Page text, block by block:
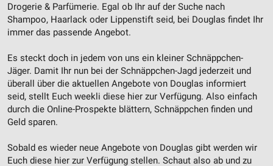
Drogerie & Parfümerie. Egal ob Ihr auf der Suche nach
Shampoo, Haarlack oder Lippenstift seid, bei Douglas findet Ihr
immer das passende Angebot.
Es steckt doch in jedem von uns ein kleiner Schnäppchen-
Jäger. Damit Ihr nun bei der Schnäppchen-Jagd jederzeit und
überall über die aktuellen Angebote von Douglas informiert
seid, stellt Euch weekli diese hier zur Verfügung. Also einfach
durch die Online-Prospekte blättern, Schnäppchen finden und
Geld sparen.
Sobald es wieder neue Angebote von Douglas gibt werden wir
Euch diese hier zur Verfügung stellen. Schaut also ab und zu
Funktional
Werbung